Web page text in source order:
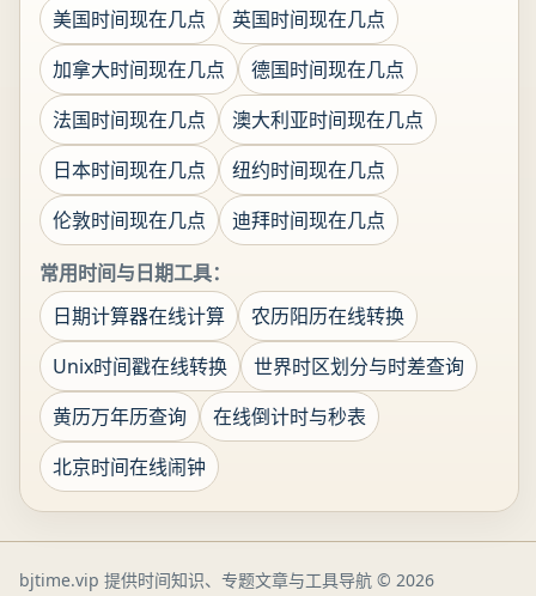
美国时间现在几点
英国时间现在几点
加拿大时间现在几点
德国时间现在几点
法国时间现在几点
澳大利亚时间现在几点
日本时间现在几点
纽约时间现在几点
伦敦时间现在几点
迪拜时间现在几点
常用时间与日期工具：
日期计算器在线计算
农历阳历在线转换
Unix时间戳在线转换
世界时区划分与时差查询
黄历万年历查询
在线倒计时与秒表
北京时间在线闹钟
bjtime.vip 提供时间知识、专题文章与工具导航 © 2026